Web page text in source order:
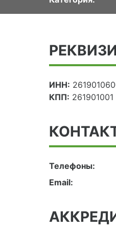
ИНН:
КПП: 261901001
Телефоны:
Email: